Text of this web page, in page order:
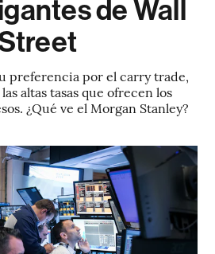
de Wall
preferencia por el carry trade,
altas tasas que ofrecen los
¿Qué ve el Morgan Stanley?